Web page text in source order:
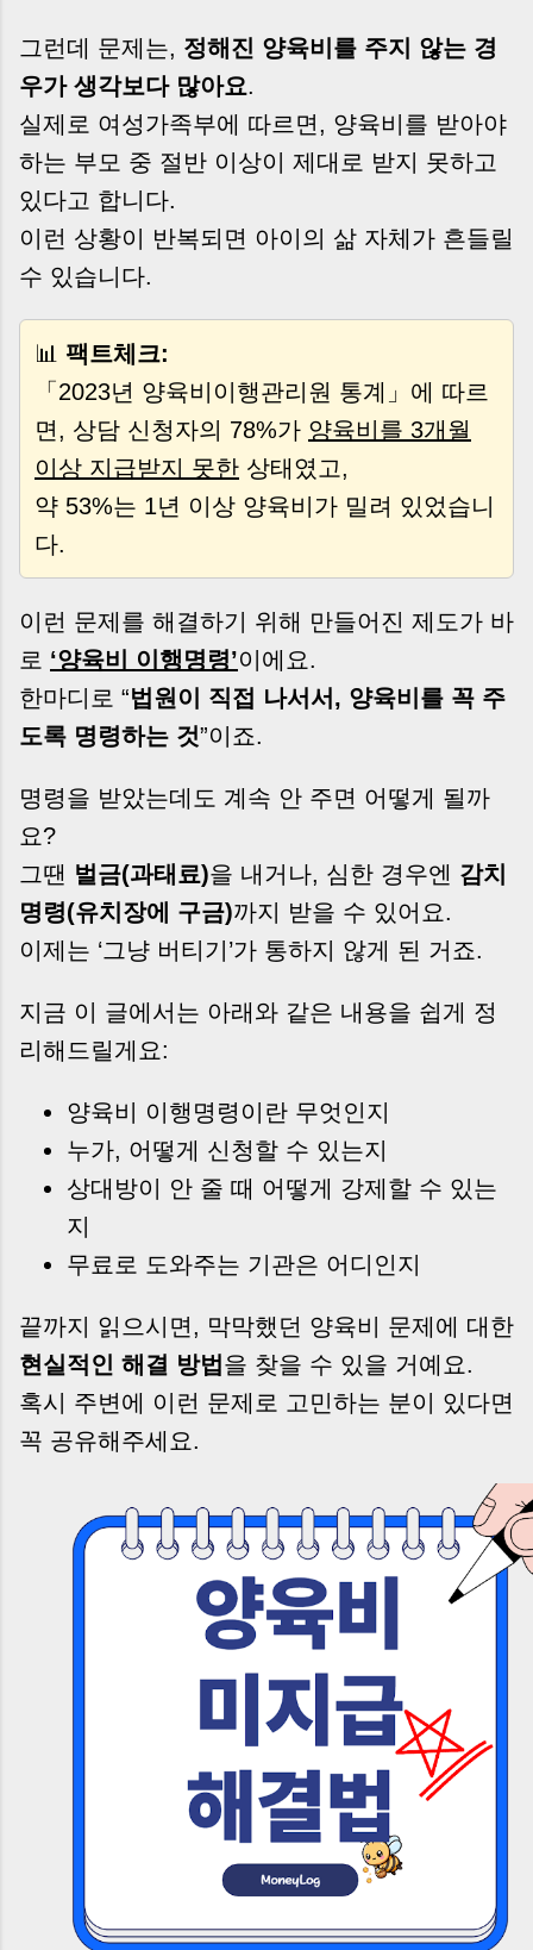
그런데 문제는, 정해진 양육비를 주지 않는 경
우가 생각보다 많아요.
실제로 여성가족부에 따르면, 양육비를 받아야
하는 부모 중 절반 이상이 제대로 받지 못하고
있다고 합니다.
이런 상황이 반복되면 아이의 삶 자체가 흔들릴
수 있습니다.
📊 팩트체크:
「2023년 양육비이행관리원 통계」에 따르
면, 상담 신청자의 78%가 양육비를 3개월
이상 지급받지 못한 상태였고,
약 53%는 1년 이상 양육비가 밀려 있었습니
다.
이런 문제를 해결하기 위해 만들어진 제도가 바
로 ‘양육비 이행명령’이에요.
한마디로 “법원이 직접 나서서, 양육비를 꼭 주
도록 명령하는 것”이죠.
명령을 받았는데도 계속 안 주면 어떻게 될까
요?
그땐 벌금(과태료)을 내거나, 심한 경우엔 감치
명령(유치장에 구금)까지 받을 수 있어요.
이제는 ‘그냥 버티기’가 통하지 않게 된 거죠.
지금 이 글에서는 아래와 같은 내용을 쉽게 정
리해드릴게요:
양육비 이행명령이란 무엇인지
누가, 어떻게 신청할 수 있는지
상대방이 안 줄 때 어떻게 강제할 수 있는
지
무료로 도와주는 기관은 어디인지
끝까지 읽으시면, 막막했던 양육비 문제에 대한
현실적인 해결 방법을 찾을 수 있을 거예요.
혹시 주변에 이런 문제로 고민하는 분이 있다면
꼭 공유해주세요.